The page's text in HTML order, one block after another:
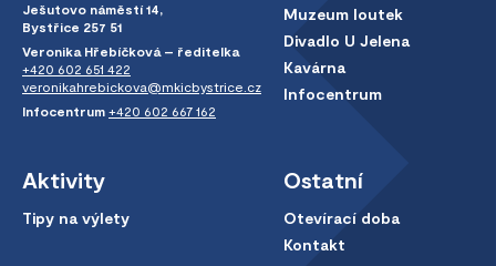
Ješutovo náměstí 14,
Bystřice 257 51
Veronika Hřebíčková – ředitelka
+420 602 651 422
veronikahrebickova@mkicbystrice.cz
Infocentrum +420 602 667 162
Muzeum loutek
Divadlo U Jelena
Kavárna
Infocentrum
Aktivity
Tipy na výlety
Ostatní
Otevírací doba
Kontakt